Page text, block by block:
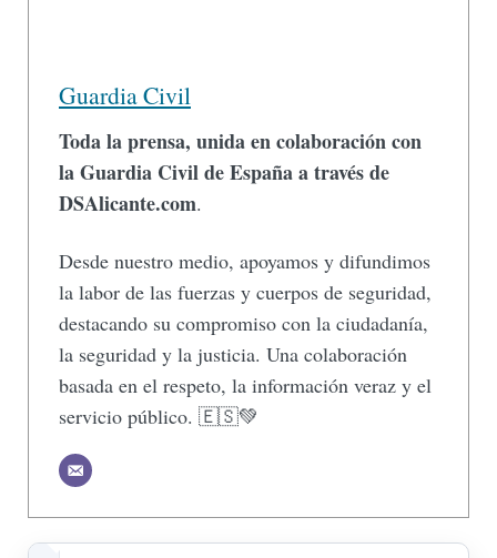
Guardia Civil
Toda la prensa, unida en colaboración con
la Guardia Civil de España a través de
DSAlicante.com.
Desde nuestro medio, apoyamos y difundimos
la labor de las fuerzas y cuerpos de seguridad,
destacando su compromiso con la ciudadanía,
la seguridad y la justicia. Una colaboración
basada en el respeto, la información veraz y el
servicio público. 🇪🇸💚